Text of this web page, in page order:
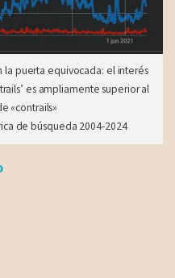
la puerta equivocada: el interés
es ampliamente superior al
«contrails»
de búsqueda 2004-2024